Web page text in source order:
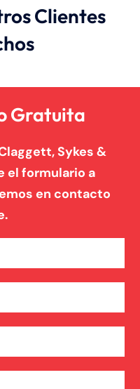
Clientes
Gratuita
Sykes &
el formulario a
en contacto